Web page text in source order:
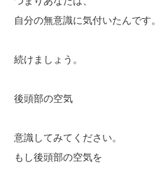
自分の無意識に気付いたんです。
続けましょう。
後頭部の空気
意識してみてください。
もし後頭部の空気を